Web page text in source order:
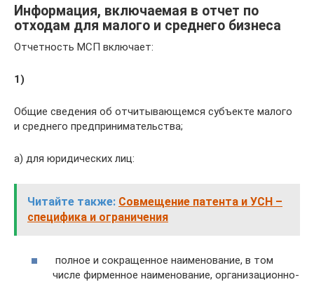
Информация, включаемая в отчет по
отходам для малого и среднего бизнеса
Отчетность МСП включает:
1)
Общие сведения об отчитывающемся субъекте малого
и среднего предпринимательства;
а) для юридических лиц:
Читайте также: Совмещение патента и УСН –
специфика и ограничения
полное и сокращенное наименование, в том
числе фирменное наименование, организационно-